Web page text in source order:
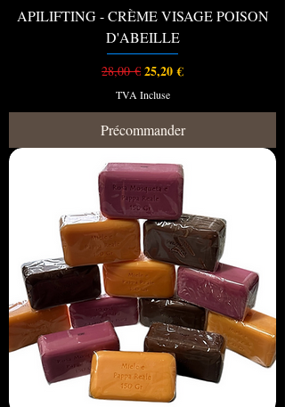
APILIFTING - CRÈME VISAGE POISON
D'ABEILLE
Prix original
28,00 € Prix promotionnel
25,20 €
TVA Incluse
Précommander